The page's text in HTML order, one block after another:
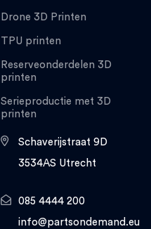
Drone 3D Printen
TPU printen
Reserveonderdelen 3D
printen
Serieproductie met 3D
printen
Schaverijstraat 9D
3534AS Utrecht
085 4444 200
info@partsondemand.eu